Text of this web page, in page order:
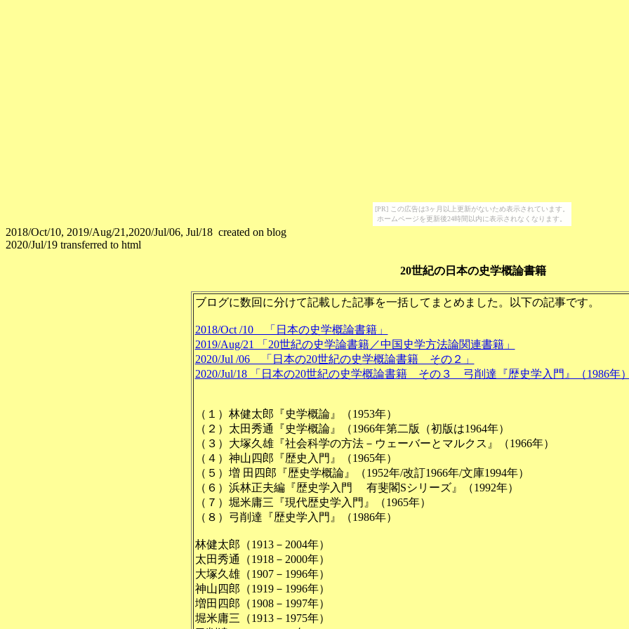
[PR] この広告は3ヶ月以上更新がないため表示されています。
ホームページを更新後24時間以内に表示されなくなります。
2018/Oct/10, 2019/Aug/21,2020/Jul/06, Jul/18 created on blog
2020/Jul/19 transferred to html
20世紀の日本の史学概論書籍
ブログに数回に分けて記載した記事を一括してまとめました。以下の記事です。
2018/Oct /10 「日本の史学概論書籍」
2019/Aug/21 「20世紀の史学論書籍／中国史学方法論関連書籍」
2020/Jul /06 「日本の20世紀の史学概論書籍 その２」
2020/Jul/18 「日本の20世紀の史学概論書籍 その３ 弓削達『歴史学入門』（1986年
（１）林健太郎『史学概論』（1953年）
（２）太田秀通『史学概論』（1966年第二版（初版は1964年）
（３）大塚久雄『社会科学の方法－ウェーバーとマルクス』（1966年）
（４）神山四郎『歴史入門』（1965年）
（５）増 田 四郎『歴史学概論』（1952年/改訂1966年/文庫1994年）
（６）浜林正夫編『歴史学入門 有斐閣Sシリーズ』（1992年）
（７）堀米庸三『現代歴史学入門』（1965年）
（８）弓削達『歴史学入門』（1986年）
林健太郎（1913－2004年）
太田秀通（1918－2000年）
大塚久雄（1907－1996年）
神山四郎（1919－1996年）
増田四郎（1908－1997年）
堀米庸三（1913－1975年）